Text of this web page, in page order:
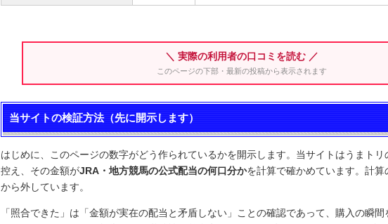
＼ 実際の利用者の口コミを読む ／
このページの下部・最新の投稿から表示されます
当サイトの検証方法（先に開示します）
はじめに、このページの数字がどう作られているかを開示します。当サイトはうまト
控え、その金額がJRA・地方競馬の公式配当の何口分かを計算で確かめています。計
から外しています。
「照合できた」は「金額が実在の配当と矛盾しない」ことの確認であって、購入の瞬